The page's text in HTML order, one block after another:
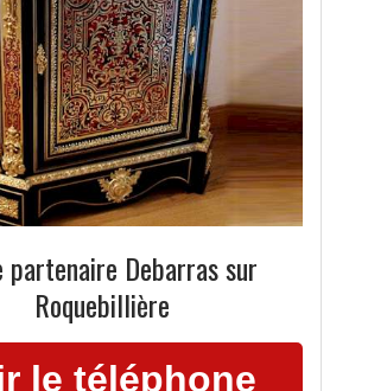
partenaire Debarras sur
Roquebillière